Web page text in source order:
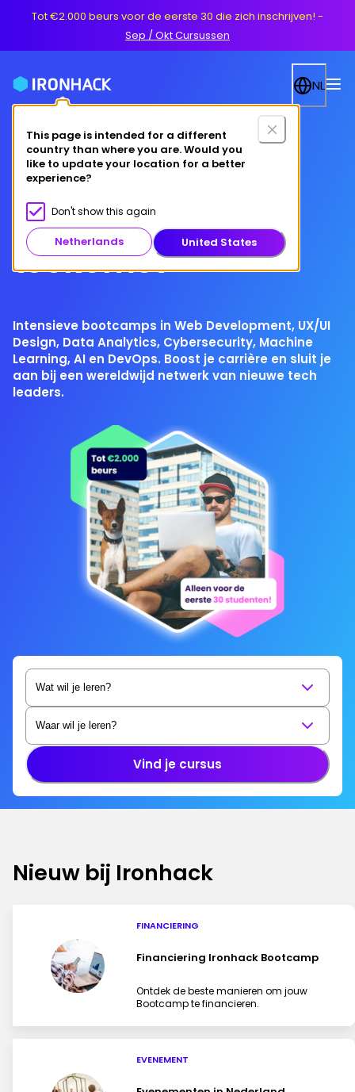
Tot €2.000 beurs voor de eerste 30 die zich inschrijven! -
Sep / Okt Cursussen
This page is intended for a different
country than where you are. Would you
like to update your location for a better
experience?
Don't show this again
Netherlands United States
NL
Deze zomer
verander je je
toekomst
Intensieve bootcamps in Web Development, UX/UI
Design, Data Analytics, Cybersecurity, Machine
Learning, AI en DevOps. Boost je carrière en sluit je
aan bij een wereldwijd netwerk van nieuwe tech
leaders.
Vind je cursus
Nieuw bij Ironhack
FINANCIERING
Financiering Ironhack Bootcamp
Ontdek de beste manieren om jouw
Bootcamp te financieren.
EVENEMENT